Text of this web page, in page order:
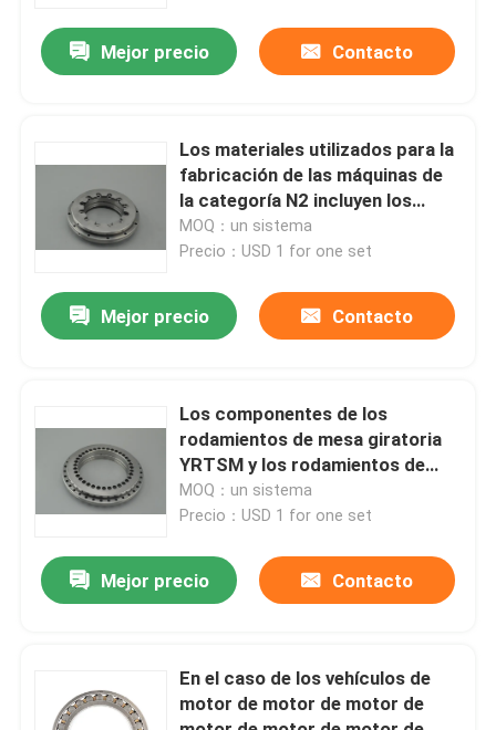
Los vídeos
Sobre nosotros
Control de calidad
Contacta con nosotros
Solicitar una cita
Abrasivos revestidos
Mejor precio Contacto
Los materiales utilizados para la
fabricación de las máquinas de
la categoría N2 incluyen los
componentes de las máquinas
de la categoría N3.
MOQ：un sistema
Precio：USD 1 for one set
Mejor precio Contacto
Los componentes de los
rodamientos de mesa giratoria
YRTSM y los rodamientos de
bolas de rodamiento YRTSM395
38-1080KN
MOQ：un sistema
Precio：USD 1 for one set
Mejor precio Contacto
En el caso de los vehículos de
motor de motor de motor de